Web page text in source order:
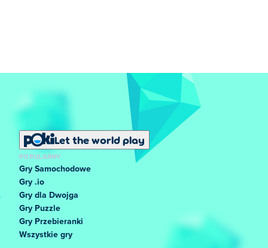
Let the world play
POPULARNY
Gry Samochodowe
Gry .io
Gry dla Dwojga
Gry Puzzle
Gry Przebieranki
Wszystkie gry